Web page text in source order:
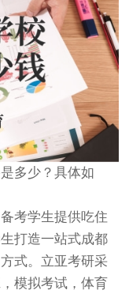
多少？具体如
考学生提供吃住
打造一站式成都
式。立亚考研采
模拟考试，体育